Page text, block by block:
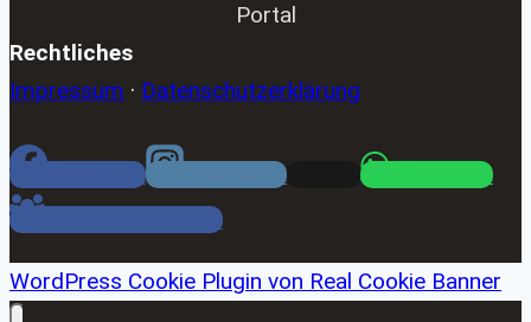
Portal
Rechtliches
Impressum · Datenschutzerklärung
Facebook Instagram
WhatsApp
Facebook Gruppe
WordPress Cookie Plugin von Real Cookie Banner